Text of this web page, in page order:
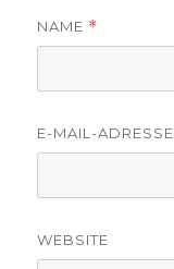
NAME *
E-MAIL-ADRESSE
WEBSITE